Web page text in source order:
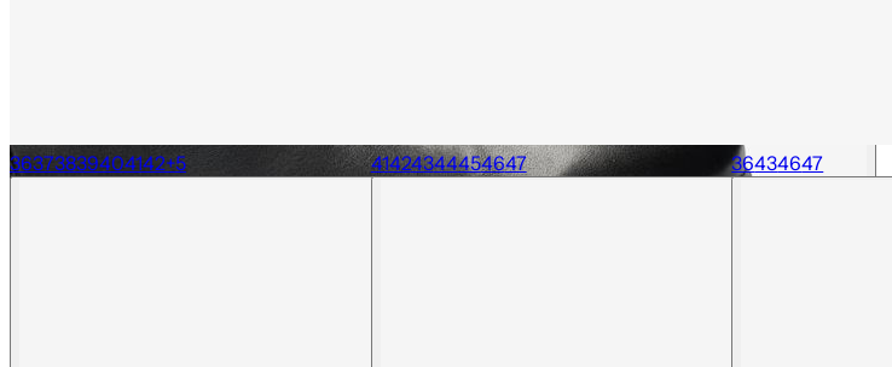
36373839404142+5 41424344454647 36434647